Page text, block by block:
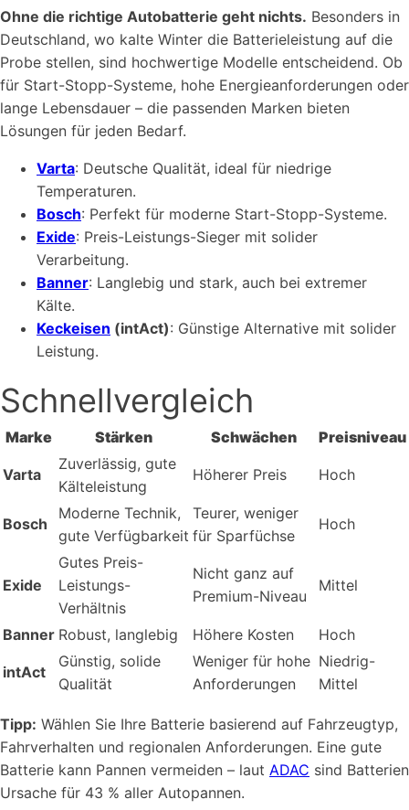
Ohne die richtige Autobatterie geht nichts. Besonders in
Deutschland, wo kalte Winter die Batterieleistung auf die
Probe stellen, sind hochwertige Modelle entscheidend. Ob
für Start-Stopp-Systeme, hohe Energieanforderungen oder
lange Lebensdauer – die passenden Marken bieten
Lösungen für jeden Bedarf.
Varta: Deutsche Qualität, ideal für niedrige
Temperaturen.
Bosch: Perfekt für moderne Start-Stopp-Systeme.
Exide: Preis-Leistungs-Sieger mit solider
Verarbeitung.
Banner: Langlebig und stark, auch bei extremer
Kälte.
Keckeisen (intAct): Günstige Alternative mit solider
Leistung.
Schnellvergleich
Marke Stärken Schwächen Preisniveau
Varta
Zuverlässig, gute
Kälteleistung
Höherer Preis Hoch
Bosch
Moderne Technik,
gute Verfügbarkeit
Teurer, weniger
für Sparfüchse
Hoch
Exide
Gutes Preis-
Leistungs-
Verhältnis
Nicht ganz auf
Premium-Niveau
Mittel
Banner Robust, langlebig Höhere Kosten Hoch
intAct
Günstig, solide
Qualität
Weniger für hohe
Anforderungen
Niedrig-
Mittel
Tipp: Wählen Sie Ihre Batterie basierend auf Fahrzeugtyp,
Fahrverhalten und regionalen Anforderungen. Eine gute
Batterie kann Pannen vermeiden – laut ADAC sind Batterien
Ursache für 43 % aller Autopannen.